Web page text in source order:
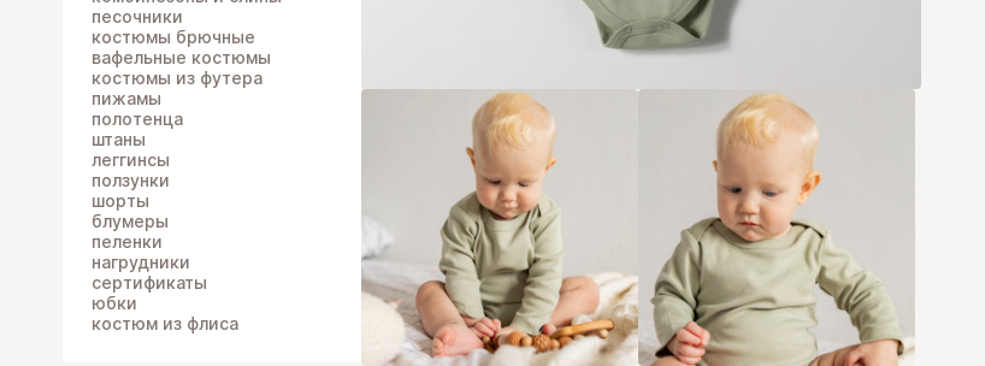
песочники
костюмы брючные
вафельные костюмы
костюмы из футера
пижамы
полотенца
штаны
леггинсы
ползунки
шорты
блумеры
пеленки
нагрудники
сертификаты
юбки
костюм из флиса